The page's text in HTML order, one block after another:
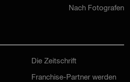
Nach Fotografen
Die Zeitschrift
Franchise-Partner werden